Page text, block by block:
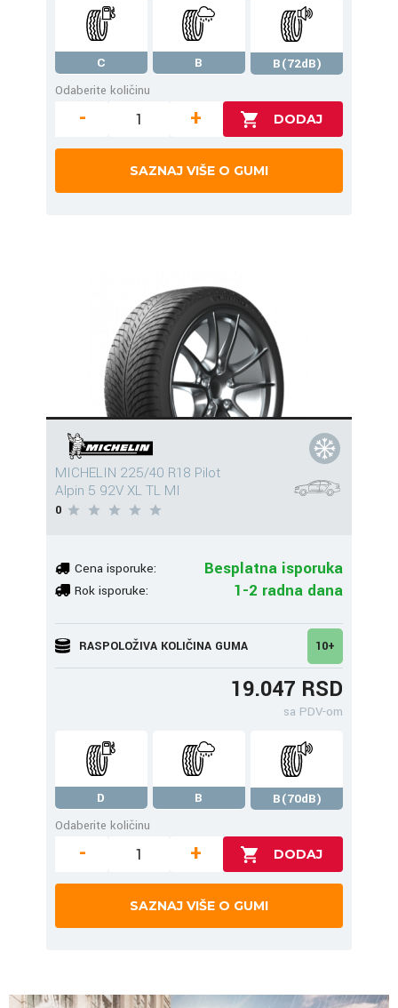
C B
B(72dB)
Odaberite količinu
- +
SAZNAJ VIŠE O GUMI
MICHELIN 225/40 R18 Pilot
Alpin 5 92V XL TL MI
0
Cena isporuke: Besplatna isporuka
Rok isporuke: 1-2 radna dana
RASPOLOŽIVA KOLIČINA GUMA 10+
19.047 RSD
sa PDV-om
D B
B(70dB)
Odaberite količinu
- +
SAZNAJ VIŠE O GUMI